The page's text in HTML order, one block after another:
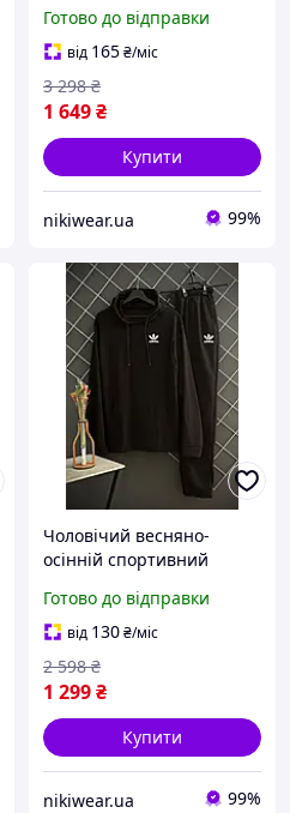
весняний, Спортивний
костюм Найк + біла
футболка
Готово до відправки
від 165₴/міс
1 649₴
3 298 ₴
Купити
nikiwear.ua 99%
Чоловічий весняно-
осінній спортивний
бавовна, Демісезонний
костюм Adidas чорний із
капюшоном
Готово до відправки
від 130₴/міс
1 299₴
2 598 ₴
Купити
nikiwear.ua 99%